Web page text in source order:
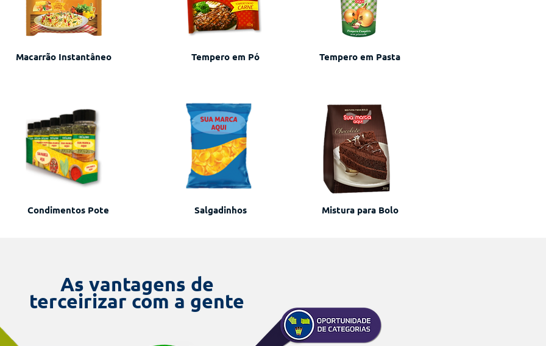
Macarrão Instantâneo Tempero em Pó Tempero em Pasta
Condimentos Pote Salgadinhos Mistura para Bolo
As vantagens de
terceirizar com a gente